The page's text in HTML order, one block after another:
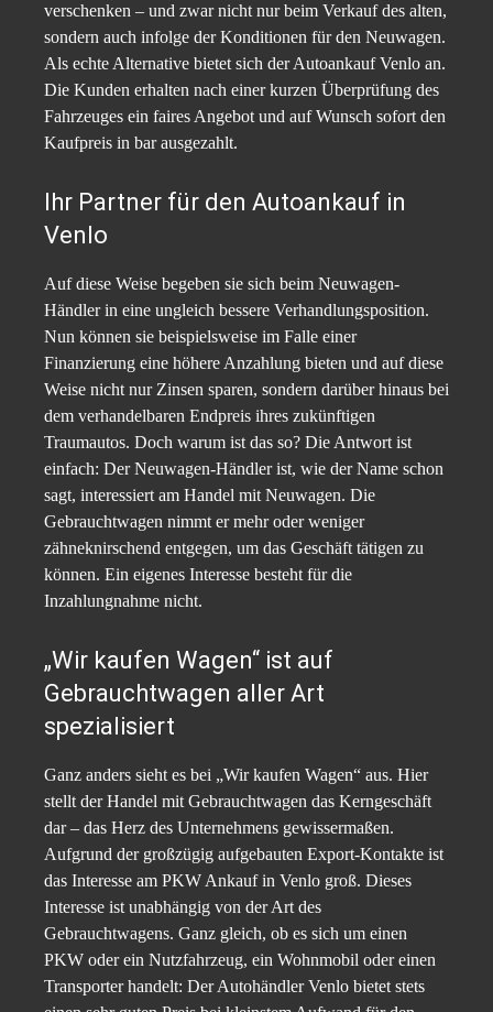
verschenken – und zwar nicht nur beim Verkauf des alten,
sondern auch infolge der Konditionen für den Neuwagen.
Als echte Alternative bietet sich der Autoankauf Venlo an.
Die Kunden erhalten nach einer kurzen Überprüfung des
Fahrzeuges ein faires Angebot und auf Wunsch sofort den
Kaufpreis in bar ausgezahlt.
Ihr Partner für den Autoankauf in
Venlo
Auf diese Weise begeben sie sich beim Neuwagen-
Händler in eine ungleich bessere Verhandlungsposition.
Nun können sie beispielsweise im Falle einer
Finanzierung eine höhere Anzahlung bieten und auf diese
Weise nicht nur Zinsen sparen, sondern darüber hinaus bei
dem verhandelbaren Endpreis ihres zukünftigen
Traumautos. Doch warum ist das so? Die Antwort ist
einfach: Der Neuwagen-Händler ist, wie der Name schon
sagt, interessiert am Handel mit Neuwagen. Die
Gebrauchtwagen nimmt er mehr oder weniger
zähneknirschend entgegen, um das Geschäft tätigen zu
können. Ein eigenes Interesse besteht für die
Inzahlungnahme nicht.
„Wir kaufen Wagen“ ist auf
Gebrauchtwagen aller Art
spezialisiert
Ganz anders sieht es bei „Wir kaufen Wagen“ aus. Hier
stellt der Handel mit Gebrauchtwagen das Kerngeschäft
dar – das Herz des Unternehmens gewissermaßen.
Aufgrund der großzügig aufgebauten Export-Kontakte ist
das Interesse am PKW Ankauf in Venlo groß. Dieses
Interesse ist unabhängig von der Art des
Gebrauchtwagens. Ganz gleich, ob es sich um einen
PKW oder ein Nutzfahrzeug, ein Wohnmobil oder einen
Transporter handelt: Der Autohändler Venlo bietet stets